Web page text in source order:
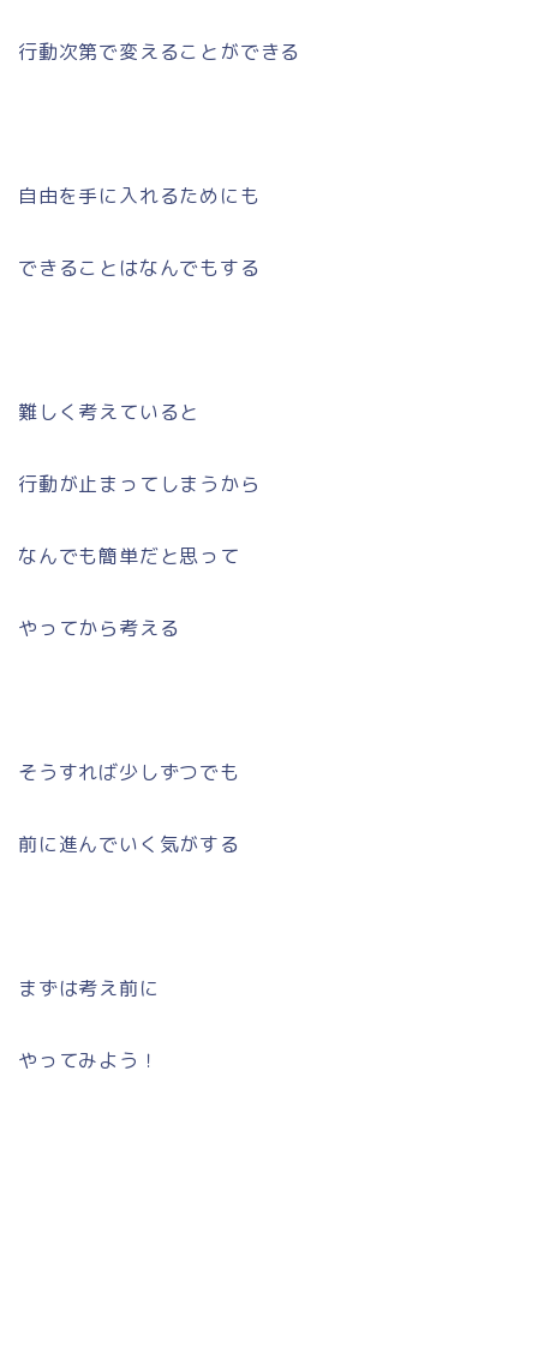
行動次第で変えることができる
自由を手に入れるためにも
できることはなんでもする
難しく考えていると
行動が止まってしまうから
なんでも簡単だと思って
やってから考える
そうすれば少しずつでも
前に進んでいく気がする
まずは考え前に
やってみよう！